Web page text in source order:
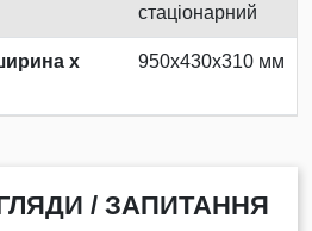
стаціонарний
х
950x430x310 мм
/ ЗАПИТАННЯ